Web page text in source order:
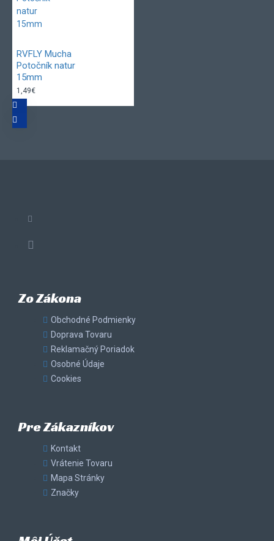
RVFLY Mucha
Potočník natur
15mm
1,49€
Zo Zákona
Obchodné Podmienky
Doprava Tovaru
Reklamačný Poriadok
Osobné Údaje
Cookies
Pre Zákazníkov
Kontakt
Vrátenie Tovaru
Mapa Stránky
Značky